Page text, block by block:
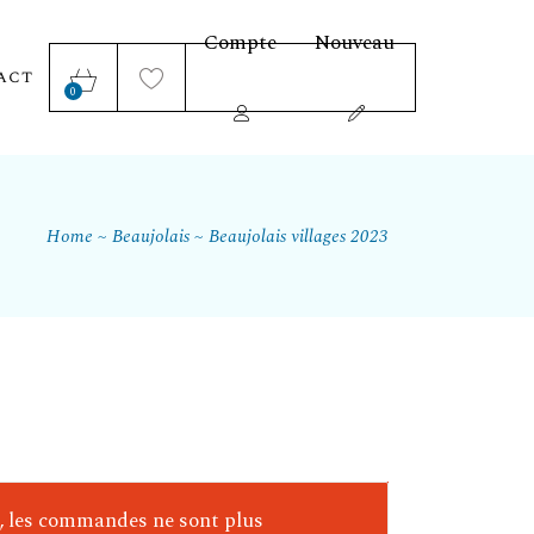
0
Compte Nouveau
Home Beaujolais Beaujolais villages 2023
commandes ne sont plus